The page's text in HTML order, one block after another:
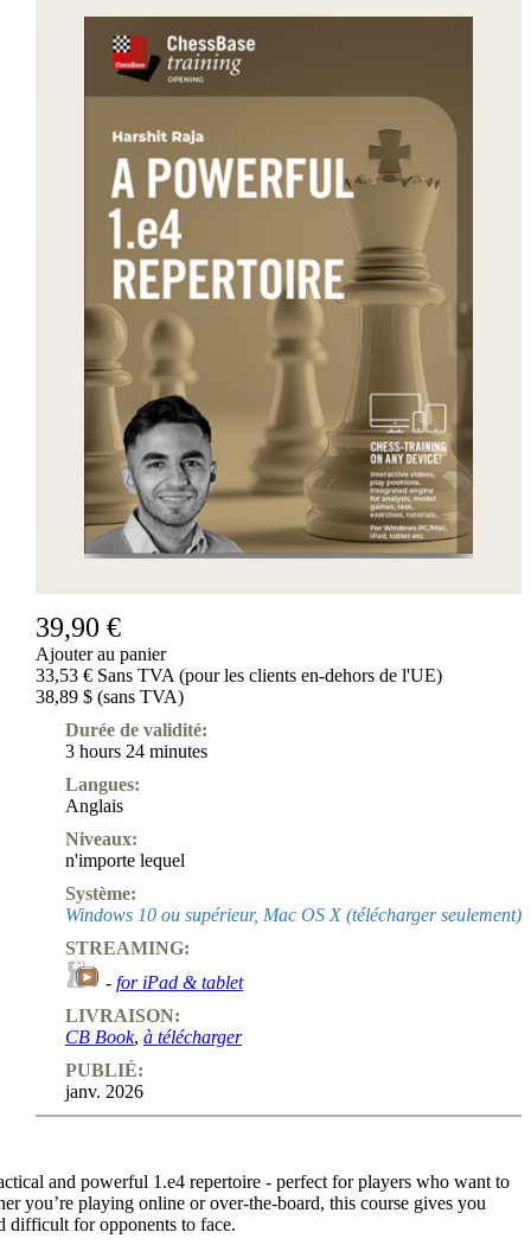
39,90 €
Ajouter au panier
33,53 € Sans TVA (pour les clients en-dehors de l'UE)
38,89 $ (sans TVA)
Durée de validité:
3 hours 24 minutes
Langues:
Anglais
Niveaux:
n'importe lequel
Système:
Windows 10 ou supérieur, Mac OS X (télécharger seulement)
STREAMING:
- for iPad & tablet
LIVRAISON:
CB Book, à télécharger
PUBLIÉ:
janv. 2026
and powerful 1.e4 repertoire - perfect for players who want to
you’re playing online or over-the-board, this course gives you
difficult for opponents to face.